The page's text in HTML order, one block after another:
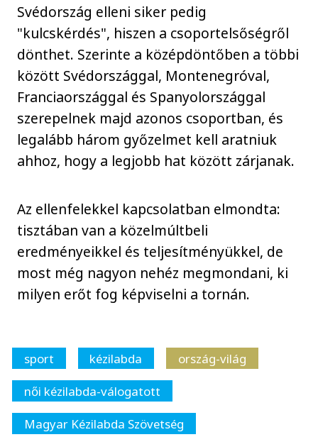
Svédország elleni siker pedig
"kulcskérdés", hiszen a csoportelsőségről
dönthet. Szerinte a középdöntőben a többi
között Svédországgal, Montenegróval,
Franciaországgal és Spanyolországgal
szerepelnek majd azonos csoportban, és
legalább három győzelmet kell aratniuk
ahhoz, hogy a legjobb hat között zárjanak.
Az ellenfelekkel kapcsolatban elmondta:
tisztában van a közelmúltbeli
eredményeikkel és teljesítményükkel, de
most még nagyon nehéz megmondani, ki
milyen erőt fog képviselni a tornán.
sport kézilabda
ország-világ
női kézilabda-válogatott
Magyar Kézilabda Szövetség